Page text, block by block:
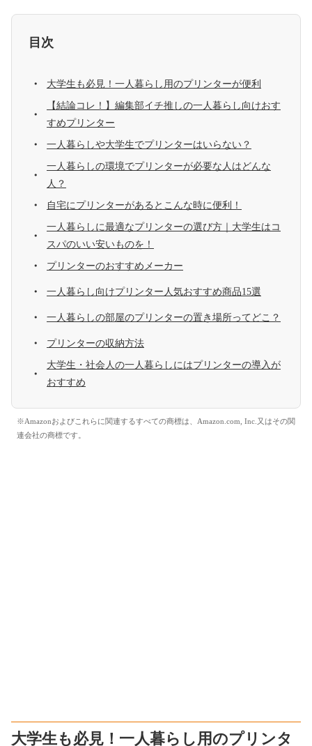
目次
大学生も必見！一人暮らし用のプリンターが便利
【結論コレ！】編集部イチ推しの一人暮らし向けおす
すめプリンター
一人暮らしや大学生でプリンターはいらない？
一人暮らしの環境でプリンターが必要な人はどんな
人？
自宅にプリンターがあるとこんな時に便利！
一人暮らしに最適なプリンターの選び方｜大学生はコ
スパのいい安いものを！
プリンターのおすすめメーカー
一人暮らし向けプリンター人気おすすめ商品15選
一人暮らしの部屋のプリンターの置き場所ってどこ？
プリンターの収納方法
大学生・社会人の一人暮らしにはプリンターの導入が
おすすめ
※Amazonおよびこれらに関連するすべての商標は、Amazon.com, Inc.又はその関
連会社の商標です。
大学生も必見！一人暮らし用のプリンタ